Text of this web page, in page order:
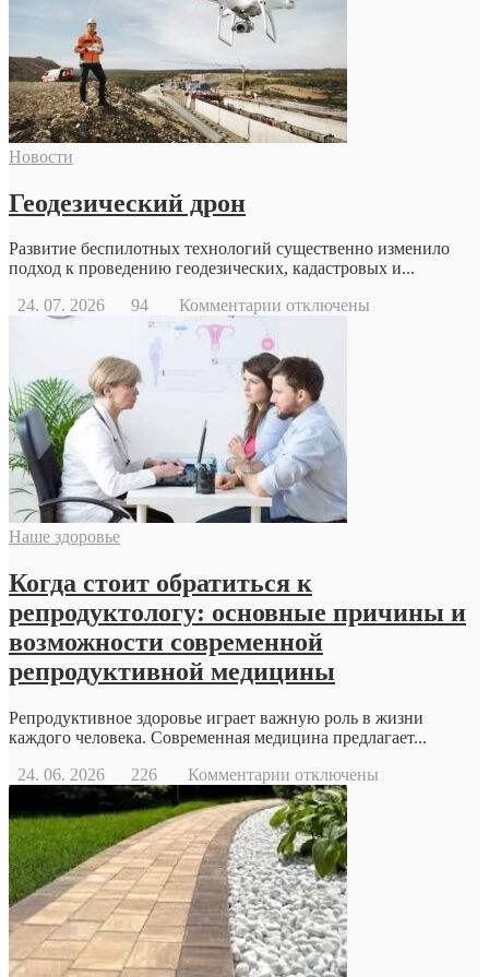
Новости
Геодезический дрон
Развитие беспилотных технологий существенно изменило
подход к проведению геодезических, кадастровых и...
24. 07. 2026
94 Комментарии к
дрон
отключены
Наше здоровье
Когда стоит обратиться к
репродуктологу: основные причины и
возможности современной
репродуктивной медицины
Репродуктивное здоровье играет важную роль в жизни
каждого человека. Современная медицина предлагает...
24. 06. 2026
226 Комментарии к
записи
Когда
стоит
обратиться
к
репродуктологу:
основные
причины
и
возможности
отключены